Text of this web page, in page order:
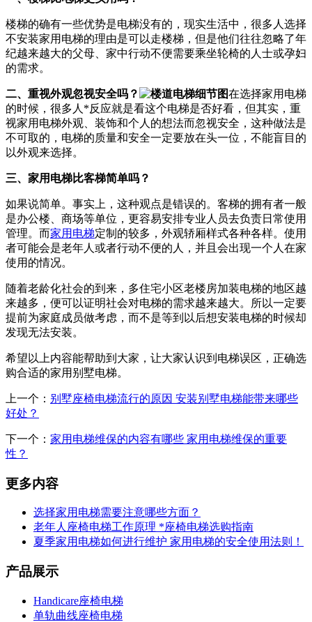
楼梯的确有一些优势是电梯没有的，现实生活中，很多人选择
不安装家用电梯的理由是可以走楼梯，但是他们往往忽略了年
纪越来越大的父母、家中行动不便需要乘坐轮椅的人士或孕妇
的需求。
二、重视外观忽视安全吗？
在选择家用电梯
的时候，很多人*反应就是看这个电梯是否好看，但其实，重
视家用电梯外观、装饰和个人的想法而忽视安全，这种做法是
不可取的，电梯的质量和安全一定要放在头一位，不能盲目的
以外观来选择。
三、家用电梯比客梯简单吗？
如果说简单。事实上，这种观点是错误的。客梯的拥有者一般
是办公楼、商场等单位，更容易安排专业人员去负责日常使用
管理。而家用电梯定制的较多，外观轿厢样式各种各样。使用
者可能会是老年人或者行动不便的人，并且会出现一个人在家
使用的情况。
随着老龄化社会的到来，多住宅小区老楼房加装电梯的地区越
来越多，便可以证明社会对电梯的需求越来越大。所以一定要
提前为家庭成员做考虑，而不是等到以后想安装电梯的时候却
发现无法安装。
希望以上内容能帮助到大家，让大家认识到电梯误区，正确选
购合适的家用别墅电梯。
上一个： 别墅座椅电梯流行的原因 安装别墅电梯能带来哪些
好处？
下一个： 家用电梯维保的内容有哪些 家用电梯维保的重要
性？
更多内容
选择家用电梯需要注意哪些方面？
老年人座椅电梯工作原理 *座椅电梯选购指南
夏季家用电梯如何进行维护 家用电梯的安全使用法则！
产品展示
Handicare座椅电梯
单轨曲线座椅电梯